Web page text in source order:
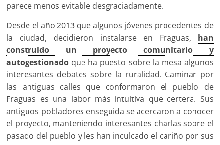
parece menos evitable desgraciadamente.
Desde el año 2013 que algunos jóvenes procedentes de
la ciudad, decidieron instalarse en Fraguas, han
construido un proyecto comunitario y
autogestionado que ha puesto sobre la mesa algunos
interesantes debates sobre la ruralidad. Caminar por
las antiguas calles que conformaron el pueblo de
Fraguas es una labor más intuitiva que certera. Sus
antiguos pobladores enseguida se acercaron a conocer
el proyecto, manteniendo interesantes charlas sobre el
pasado del pueblo y les han inculcado el cariño por sus